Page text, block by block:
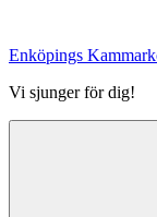
innehåll
Enköpings
Vi sjunger för dig!